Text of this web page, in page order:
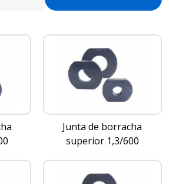
Junta de borracha
superior 1,3/600